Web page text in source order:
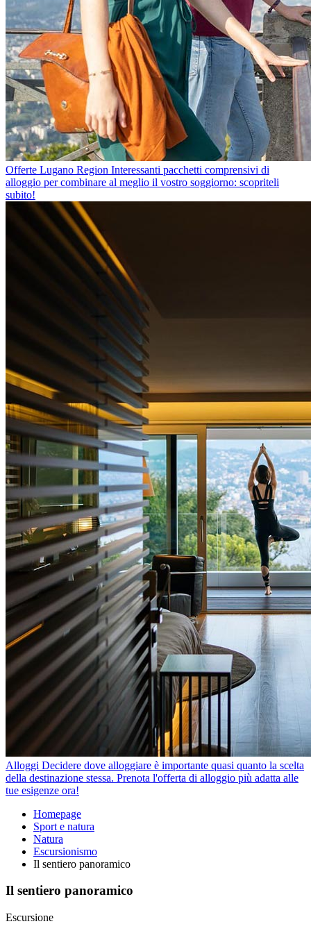
Offerte Lugano Region Interessanti pacchetti comprensivi di
alloggio per combinare al meglio il vostro soggiorno: scopriteli
subito!
Alloggi Decidere dove alloggiare è importante quasi quanto la scelta
della destinazione stessa. Prenota l'offerta di alloggio più adatta alle
tue esigenze ora!
Homepage
Sport e natura
Natura
Escursionismo
Il sentiero panoramico
Il sentiero panoramico
Escursione